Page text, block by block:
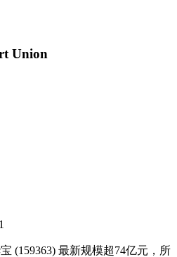
Union
最新规模超74亿元，所